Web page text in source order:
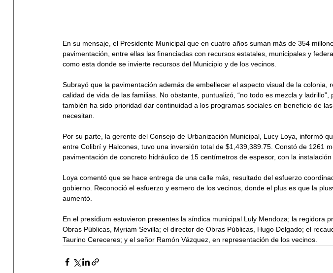
En su mensaje, el Presidente Municipal que en cuatro años suman más de 354
pavimentación, entre ellas las financiadas con recursos estatales, municipales y
como esta donde se invierte recursos del Municipio y de los vecinos.
Subrayó que la pavimentación además de embellecer el aspecto visual de la colonia,
calidad de vida de las familias. No obstante, puntualizó, “no todo es mezcla y ladrillo”,
también ha sido prioridad dar continuidad a los programas sociales en beneficio de
necesitan.
Por su parte, la gerente del Consejo de Urbanización Municipal, Lucy Loya, informó
entre Colibrí y Halcones, tuvo una inversión total de $1,439,389.75. Constó de 1261
pavimentación de concreto hidráulico de 15 centímetros de espesor, con la
Loya comentó que se hace entrega de una calle más, resultado del esfuerzo
gobierno. Reconoció el esfuerzo y esmero de los vecinos, donde el plus es que la
aumentó.
En el presídium estuvieron presentes la síndica municipal Luly Mendoza; la regidora
Obras Públicas, Myriam Sevilla; el director de Obras Públicas, Hugo Delgado; el
Taurino Cereceres; y el señor Ramón Vázquez, en representación de los vecinos.